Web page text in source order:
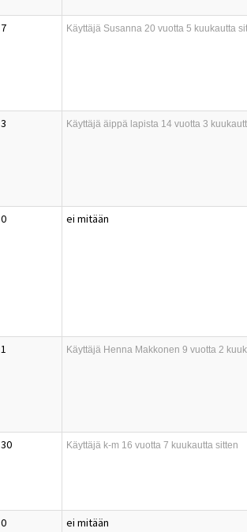
7 Käyttäjä Susanna 20 vuotta 5 kuukautta
3 Käyttäjä äippä lapista 14 vuotta 3
0 ei mitään
1 Käyttäjä Henna Makkonen 9 vuotta 2
30 Käyttäjä k-m 16 vuotta 7 kuukautta sitten
0 ei mitään